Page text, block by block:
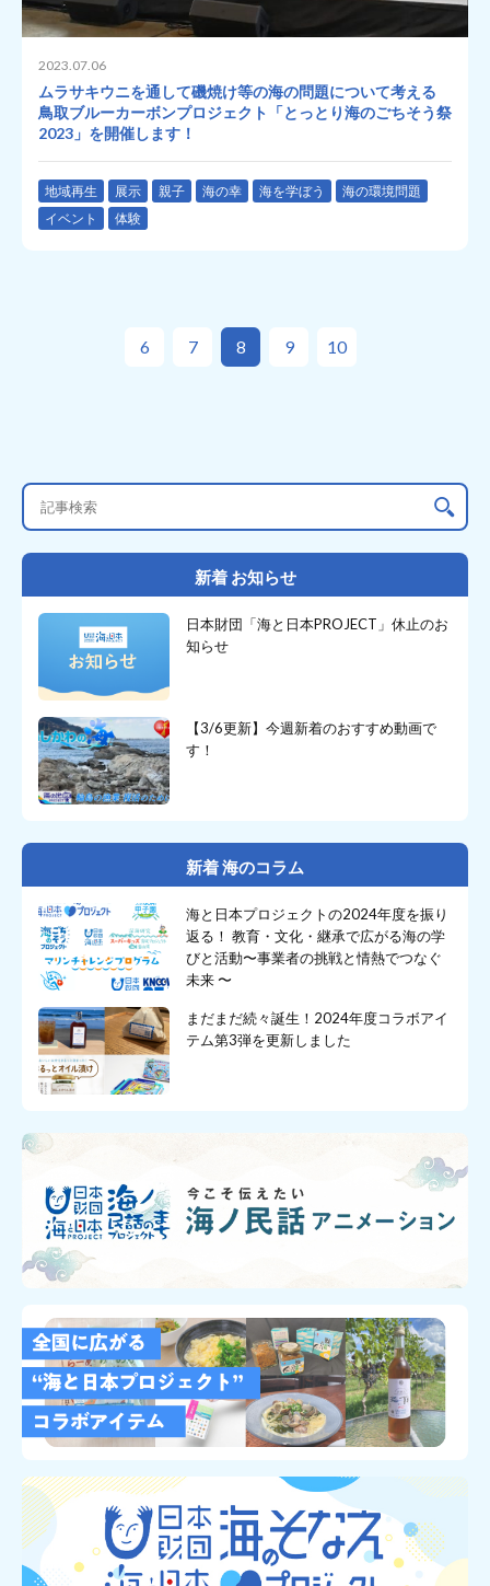
2023.07.06
ムラサキウニを通して磯焼け等の海の問題について考える
鳥取ブルーカーボンプロジェクト「とっとり海のごちそう祭
2023」を開催します！
地域再生 展示 親子 海の幸 海を学ぼう
海の環境問題
イベント
体験
6 7 8 9 10
新着 お知らせ
日本財団「海と日本PROJECT」休止のお
知らせ
【3/6更新】今週新着のおすすめ動画で
す！
新着 海のコラム
海と日本プロジェクトの2024年度を振り
返る！ 教育・文化・継承で広がる海の学
びと活動〜事業者の挑戦と情熱でつなぐ
未来 〜
まだまだ続々誕生！2024年度コラボアイ
テム第3弾を更新しました